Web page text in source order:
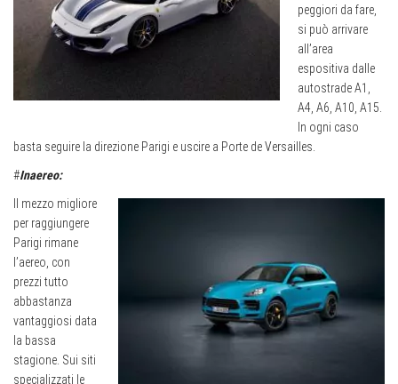
peggiori da fare,
si può arrivare
all’area
espositiva dalle
autostrade A1,
A4, A6, A10, A15.
In ogni caso
basta seguire la direzione Parigi e uscire a Porte de Versailles.
#Inaereo:
Il mezzo migliore
per raggiungere
Parigi rimane
l’aereo, con
prezzi tutto
abbastanza
vantaggiosi data
la bassa
stagione. Sui siti
specializzati le